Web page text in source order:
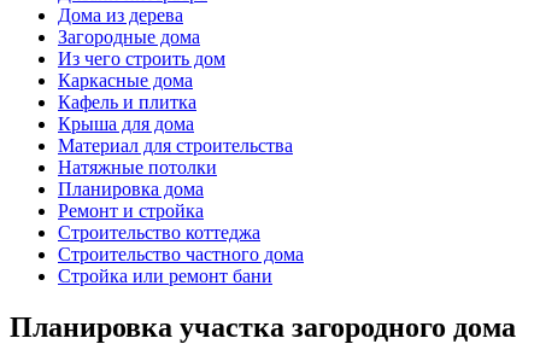
Дома из дерева
Загородные дома
Из чего строить дом
Каркасные дома
Кафель и плитка
Крыша для дома
Материал для строительства
Натяжные потолки
Планировка дома
Ремонт и стройка
Строительство коттеджа
Строительство частного дома
Стройка или ремонт бани
Планировка участка загородного дома